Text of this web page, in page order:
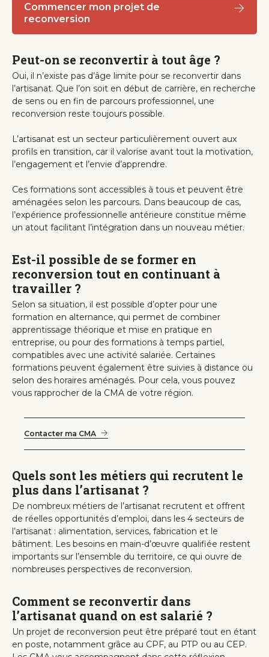
Commencer mon projet de
reconversion
Peut-on se reconvertir à tout âge ?
Oui, il n’existe pas d’âge limite pour se reconvertir dans
l’artisanat. Que l’on soit en début de carrière, en recherche
de sens ou en fin de parcours professionnel, une
reconversion reste toujours possible.
L’artisanat est un secteur particulièrement ouvert aux
profils en transition, car il valorise avant tout la motivation,
l’engagement et l’envie d’apprendre.
Ces formations sont accessibles à tous et peuvent être
aménagées selon les parcours. Dans beaucoup de cas,
l’expérience professionnelle antérieure constitue même
un atout facilitant l’intégration dans un nouveau métier.
Est-il possible de se former en
reconversion tout en continuant à
travailler ?
Selon sa situation, il est possible d’opter pour une
formation en alternance, qui permet de combiner
apprentissage théorique et mise en pratique en
entreprise, ou pour des formations à temps partiel,
compatibles avec une activité salariée. Certaines
formations peuvent également être suivies à distance ou
selon des horaires aménagés. Pour cela, vous pouvez
vous rapprocher de la CMA de votre région.
Contacter ma CMA
Quels sont les métiers qui recrutent le
plus dans l’artisanat ?
De nombreux métiers de l’artisanat recrutent et offrent
de réelles opportunités d’emploi, dans les 4 secteurs de
l’artisanat : alimentation, services, fabrication et le
bâtiment. Les besoins en main-d’œuvre qualifiée restent
importants sur l’ensemble du territoire, ce qui ouvre de
nombreuses perspectives de reconversion.
Comment se reconvertir dans
l’artisanat quand on est salarié ?
Un projet de reconversion peut être préparé tout en étant
en poste, notamment grâce au CPF, au PTP ou au CEP.